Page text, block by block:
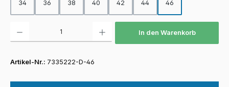
34 36 38 40 42 44 46
In den Warenkorb
Artikel-Nr.: 7335222-D-46